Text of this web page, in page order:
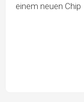
einem neuen Chip